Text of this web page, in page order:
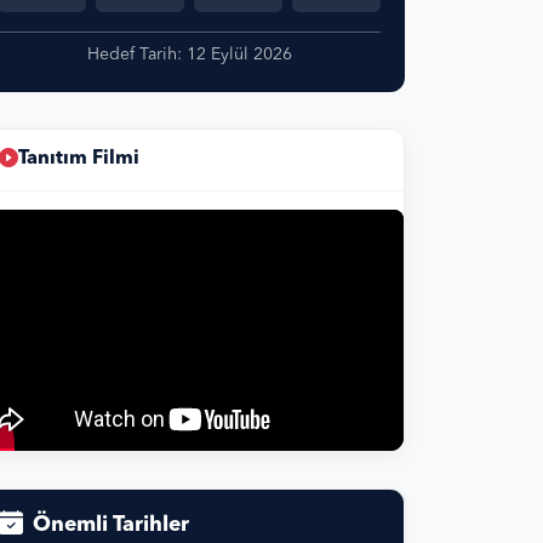
Hedef Tarih: 12 Eylül 2026
Tanıtım Filmi
Önemli Tarihler